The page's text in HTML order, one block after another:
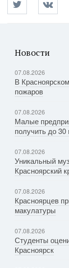
Новости
07.08.2026
В
пожаров
07.08.2026
Малые
получить до
07.08.2026
Уникальный
Красноярский
07.08.2026
Красноярцев
макулатуры
07.08.2026
Студенты
Красноярск